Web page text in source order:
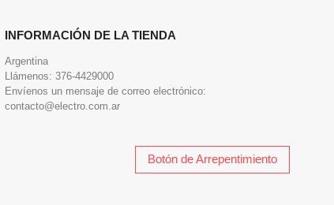
INFORMACIÓN DE LA TIENDA
Argentina
Llámenos: 376-4429000
Envíenos un mensaje de correo electrónico:
contacto@electro.com.ar
Botón de Arrepentimiento